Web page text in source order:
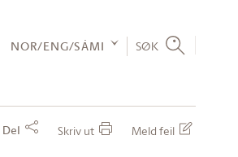
NOR/ENG/SÁMI SØK
Del Skriv ut Meld feil